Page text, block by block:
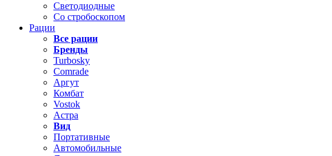
Светодиодные
Со стробоскопом
Рации
Все рации
Бренды
Turbosky
Comrade
Аргут
Комбат
Vostok
Астра
Вид
Портативные
Автомобильные